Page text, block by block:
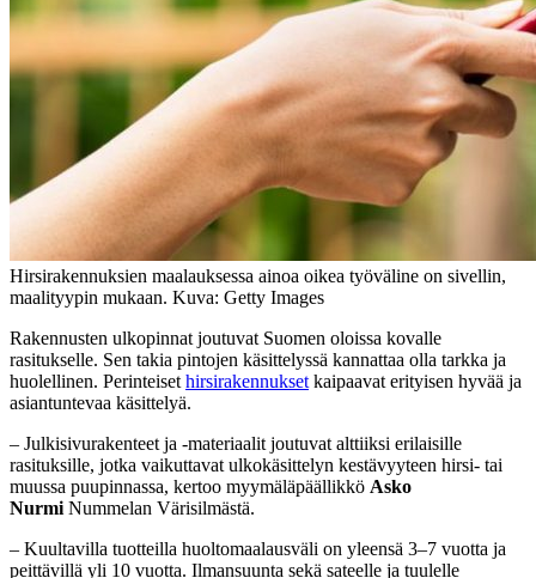
Hirsirakennuksien maalauksessa ainoa oikea työväline on sivellin,
maalityypin mukaan. Kuva: Getty Images
Rakennusten ulkopinnat joutuvat Suomen oloissa kovalle
rasitukselle. Sen takia pintojen käsittelyssä kannattaa olla tarkka ja
huolellinen. Perinteiset hirsirakennukset kaipaavat erityisen hyvää ja
asiantuntevaa käsittelyä.
– Julkisivurakenteet ja -materiaalit joutuvat alttiiksi erilaisille
rasituksille, jotka vaikuttavat ulkokäsittelyn kestävyyteen hirsi- tai
muussa puupinnassa, kertoo myymäläpäällikkö Asko
Nurmi Nummelan Värisilmästä.
– Kuultavilla tuotteilla huoltomaalausväli on yleensä 3–7 vuotta ja
peittävillä yli 10 vuotta. Ilmansuunta sekä sateelle ja tuulelle